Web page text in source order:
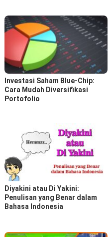
Investasi Saham Blue-Chip:
Cara Mudah Diversifikasi
Portofolio
Diyakini atau Di Yakini:
Penulisan yang Benar dalam
Bahasa Indonesia